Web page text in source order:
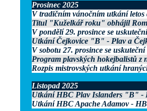
Prosinec 2025
V tradičním vánočním utkání
Titul "Kuželkář roku" obhájil
V pondělí 29. prosince se
Utkání Čejkovice "B" - Plav a
V sobotu 27. prosince se
Program plavských hokejbalistů z
Rozpis mistrovských utkání
Listopad 2025
Utkání HBC Plav Islanders "B" -
Utkání HBC Apache Adamov -